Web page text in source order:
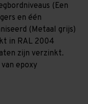
(Een
en één
(Metaal grijs)
in RAL 2004
zijn verzinkt.
epoxy